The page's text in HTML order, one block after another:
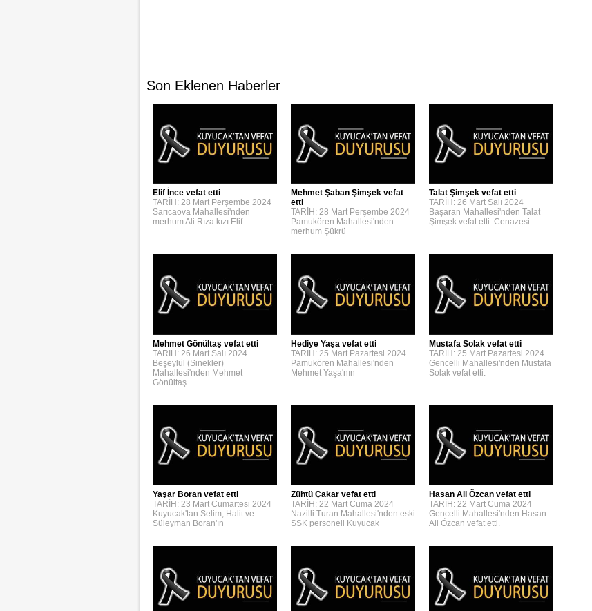
Son Eklenen Haberler
Elif İnce vefat etti
TARİH: 28 Mart Perşembe 2024
Sarıcaova Mahallesi'nden
merhum Ali Rıza kızı Elif
Mehmet Şaban Şimşek vefat
etti
TARİH: 28 Mart Perşembe 2024
Pamukören Mahallesi'nden
merhum Şükrü
Talat Şimşek vefat etti
TARİH: 26 Mart Salı 2024
Başaran Mahallesi'nden Talat
Şimşek vefat etti. Cenazesi
Mehmet Gönültaş vefat etti
TARİH: 26 Mart Salı 2024
Beşeylül (Sinekler)
Mahallesi'nden Mehmet
Gönültaş
Hediye Yaşa vefat etti
TARİH: 25 Mart Pazartesi 2024
Pamukören Mahallesi'nden
Mehmet Yaşa'nın
Mustafa Solak vefat etti
TARİH: 25 Mart Pazartesi 2024
Gencelli Mahallesi'nden Mustafa
Solak vefat etti.
Yaşar Boran vefat etti
TARİH: 23 Mart Cumartesi 2024
Kuyucak'tan Selim, Halit ve
Süleyman Boran'ın
Zühtü Çakar vefat etti
TARİH: 22 Mart Cuma 2024
Nazilli Turan Mahallesi'nden eski
SSK personeli Kuyucak
Hasan Ali Özcan vefat etti
TARİH: 22 Mart Cuma 2024
Gencelli Mahallesi'nden Hasan
Ali Özcan vefat etti.